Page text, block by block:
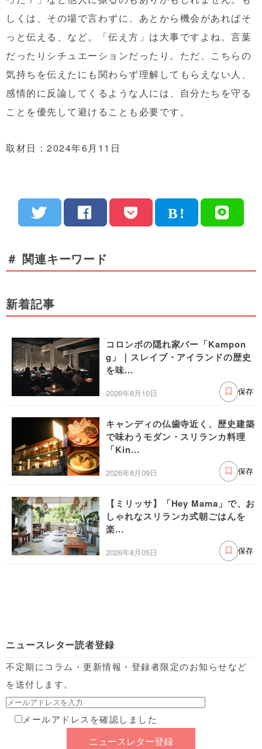
しくは、その場で言わずに、あとから機会があればそ
っと伝える、など。「伝え方」は大事ですよね。言葉
だったりシチュエーションだったり。ただ、こちらの
気持ちを伝えたにも関わらず理解してもらえない人、
感情的に反論してくるような人には、自分たちを守る
ことを優先して避けることも必要です。
取材日：2024年6月11日
＃ 関連キーワード
新着記事
コロンボの隠れ家バー「Kampon
g」｜スレイブ・アイランドの歴史
を味...
2026年8月10日 保存
キャンディの仏歯寺近く、歴史建築
で味わうモダン・スリランカ料理
「Kin...
2026年8月09日 保存
【ミリッサ】「Hey Mama」で、お
しゃれなスリランカ式朝ごはんを
楽...
2026年8月05日 保存
ニュースレター読者登録
不定期にコラム・更新情報・登録者限定のお知らせなど
を送付します。
メールアドレスを確認しました